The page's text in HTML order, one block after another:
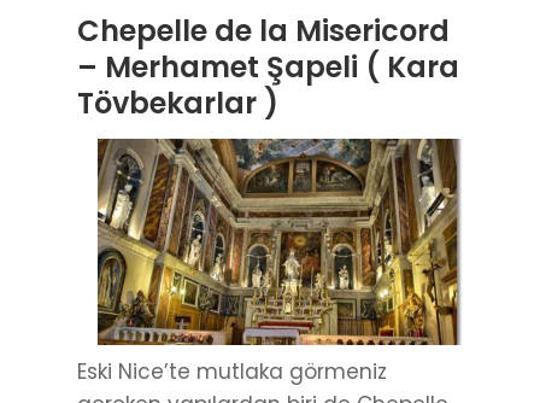
Chepelle de la Misericord
– Merhamet Şapeli ( Kara
Tövbekarlar )
Eski Nice’te mutlaka görmeniz